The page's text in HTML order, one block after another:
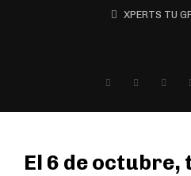
XPERTS TU
El 6 de octubre,